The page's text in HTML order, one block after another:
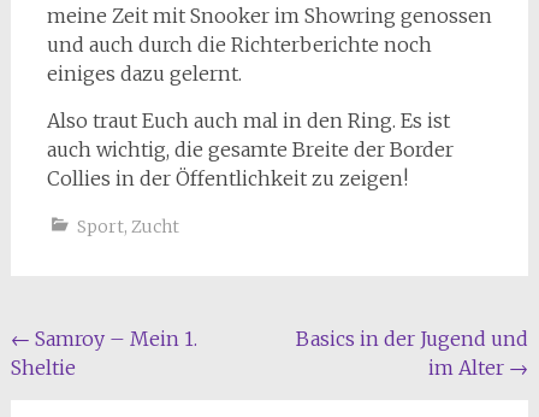
meine Zeit mit Snooker im Showring genossen
und auch durch die Richterberichte noch
einiges dazu gelernt.
Also traut Euch auch mal in den Ring. Es ist
auch wichtig, die gesamte Breite der Border
Collies in der Öffentlichkeit zu zeigen!
Sport, Zucht
Beitragsnavigation
← Samroy – Mein 1.
Sheltie
Basics in der Jugend und
im Alter →